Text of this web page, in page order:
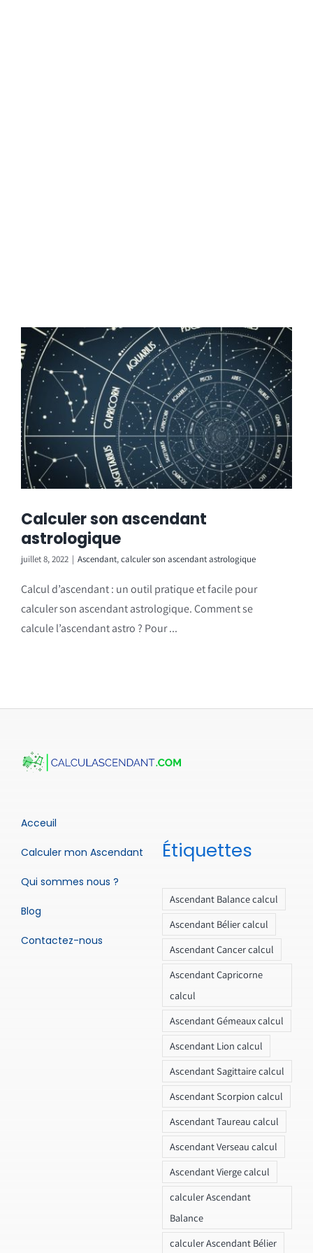
Calculer son ascendant
astrologique
juillet 8, 2022 | Ascendant,calculer son ascendant astrologique
Calcul d’ascendant : un outil pratique et facile pour
calculer son ascendant astrologique. Comment se
calcule l’ascendant astro ? Pour ...
Acceuil
Calculer mon Ascendant
Qui sommes nous ?
Blog
Contactez-nous
Étiquettes
Ascendant Balance calcul
Ascendant Bélier calcul
Ascendant Cancer calcul
Ascendant Capricorne
calcul
Ascendant Gémeaux calcul
Ascendant Lion calcul
Ascendant Sagittaire calcul
Ascendant Scorpion calcul
Ascendant Taureau calcul
Ascendant Verseau calcul
Ascendant Vierge calcul
calculer Ascendant
Balance
calculer Ascendant Bélier